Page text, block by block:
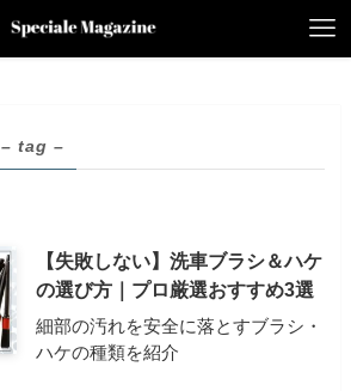
– tag –
【失敗しない】洗車ブラシ＆ハケ
の選び方｜プロ厳選おすすめ3選
細部の汚れを安全に落とすブラシ・
ハケの種類を紹介